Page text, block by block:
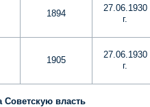
1894
27.06.1930
г.
1905
27.06.1930
г.
власть